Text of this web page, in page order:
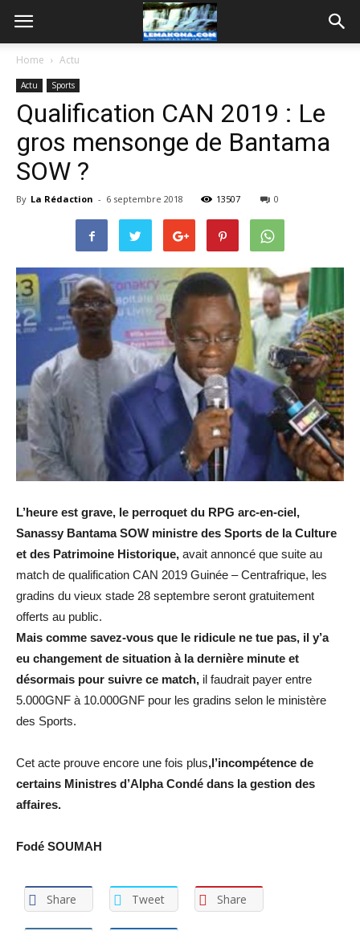
Home Actu
Actu Sports
Qualification CAN 2019 : Le
gros mensonge de Bantama
SOW ?
By La Rédaction - 6 septembre 2018 13507 0
L’heure est grave, le perroquet du RPG arc-en-ciel,
Sanassy Bantama SOW ministre des Sports de la Culture
et des Patrimoine Historique, avait annoncé que suite au
match de qualification CAN 2019 Guinée – Centrafrique, les
gradins du vieux stade 28 septembre seront gratuitement
offerts au public.
Mais comme savez-vous que le ridicule ne tue pas, il y’a
eu changement de situation à la dernière minute et
désormais pour suivre ce match, il faudrait payer entre
5.000GNF à 10.000GNF pour les gradins selon le ministère
des Sports.
Cet acte prouve encore une fois plus,l’incompétence de
certains Ministres d’Alpha Condé dans la gestion des
affaires.
Fodé SOUMAH
Share Tweet Share